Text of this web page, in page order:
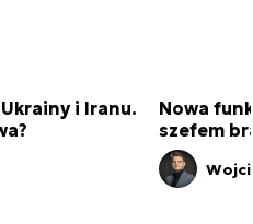
i Iranu.
Nowa
szefem